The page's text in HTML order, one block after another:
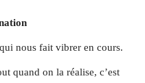
qui nous fait vibrer en cours.
quand on la réalise, c’est